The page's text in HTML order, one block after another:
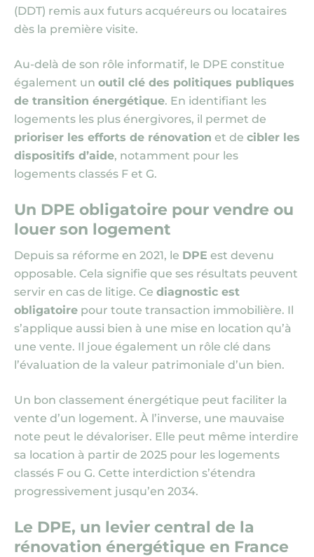
(DDT) remis aux futurs acquéreurs ou locataires
dès la première visite.
Au-delà de son rôle informatif, le DPE constitue
également un outil clé des politiques publiques
de transition énergétique. En identifiant les
logements les plus énergivores, il permet de
prioriser les efforts de rénovation et de cibler les
dispositifs d’aide, notamment pour les
logements classés F et G.
Un DPE obligatoire pour vendre ou
louer son logement
Depuis sa réforme en 2021, le DPE est devenu
opposable. Cela signifie que ses résultats peuvent
servir en cas de litige. Ce diagnostic est
obligatoire pour toute transaction immobilière. Il
s’applique aussi bien à une mise en location qu’à
une vente. Il joue également un rôle clé dans
l’évaluation de la valeur patrimoniale d’un bien.
Un bon classement énergétique peut faciliter la
vente d’un logement. À l’inverse, une mauvaise
note peut le dévaloriser. Elle peut même interdire
sa location à partir de 2025 pour les logements
classés F ou G. Cette interdiction s’étendra
progressivement jusqu’en 2034.
Le DPE, un levier central de la
rénovation énergétique en France